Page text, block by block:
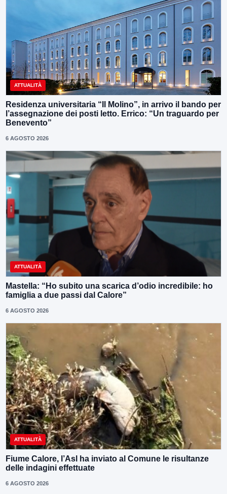
ATTUALITÀ
Residenza universitaria “Il Molino”, in arrivo il bando per
l’assegnazione dei posti letto. Errico: “Un traguardo per
Benevento”
6 AGOSTO 2026
ATTUALITÀ
Mastella: “Ho subito una scarica d’odio incredibile: ho
famiglia a due passi dal Calore”
6 AGOSTO 2026
ATTUALITÀ
Fiume Calore, l’Asl ha inviato al Comune le risultanze
delle indagini effettuate
6 AGOSTO 2026